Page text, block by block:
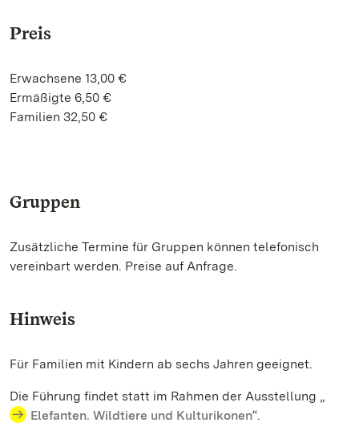
Preis
Erwachsene 13,00 €
Ermäßigte 6,50 €
Familien 32,50 €
Gruppen
Zusätzliche Termine für Gruppen können telefonisch
vereinbart werden. Preise auf Anfrage.
Hinweis
Für Familien mit Kindern ab sechs Jahren geeignet.
Die Führung findet statt im Rahmen der Ausstellung „
Elefanten. Wildtiere und Kulturikonen“.